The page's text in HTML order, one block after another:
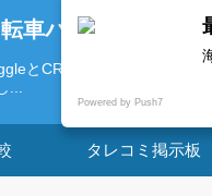
車パーツの海外通
とCRCから出ていた
...
タレコミ掲示板
Powered by Push7